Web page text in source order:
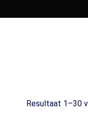
Resultaat 1–30